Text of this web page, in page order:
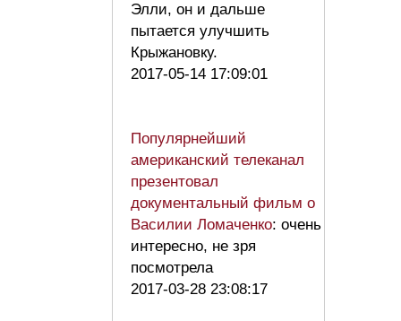
Элли, он и дальше
пытается улучшить
Крыжановку.
2017-05-14 17:09:01
Популярнейший
американский телеканал
презентовал
документальный фильм о
Василии Ломаченко: очень
интересно, не зря
посмотрела
2017-03-28 23:08:17